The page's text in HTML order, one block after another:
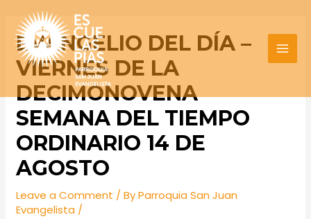
content
EVANGELIO DEL DÍA –
VIERNES DE LA
DECIMONOVENA
SEMANA DEL TIEMPO
ORDINARIO 14 DE
AGOSTO
Leave a Comment / ByParroquia San Juan
Evangelista /
Post
navigation